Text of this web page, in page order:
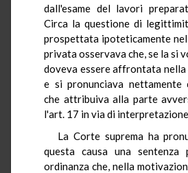
dall'esame del lavori
Circa la questione di
prospettata ipoteticamente
privata osservava che, se la si
doveva essere affrontata nella
e si pronunciava
che attribuiva alla parte
l'art. 17 in via di
La Corte suprema ha
questa causa una sentenza
ordinanza che, nella